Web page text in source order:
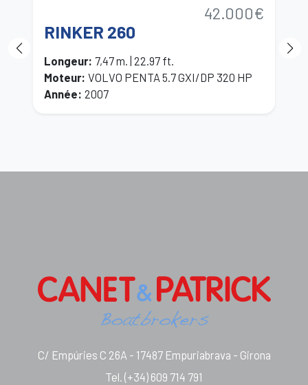
42.000€
RINKER 260
Longeur: 7,47 m. | 22.97 ft.
Moteur: VOLVO PENTA 5.7 GXI/DP 320 HP
Année: 2007
C/ Empúries C 26A - 17487 Empuriabrava - Girona
Tel. (+34) 609 714 791